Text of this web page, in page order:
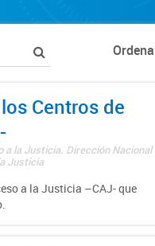
Centros de
la Justicia. Dirección Nacional
Justicia
a la Justicia –CAJ- que